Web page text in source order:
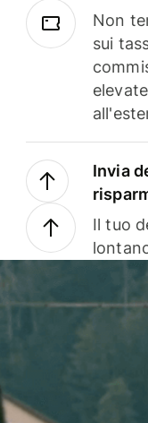
Non
sui
Invia
Il tuo